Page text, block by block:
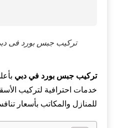
تركيب جبس بورد فى
تركيب جبس بورد في دبي
خدمات احترافية لتركيب
للمنازل والمكاتب بأسعار